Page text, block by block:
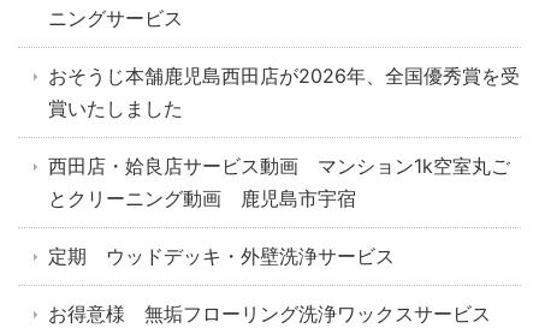
ニングサービス
おそうじ本舗鹿児島西田店が2026年、全国優秀賞を受
賞いたしました
西田店・姶良店サービス動画 マンション1k空室丸ご
とクリーニング動画 鹿児島市宇宿
定期 ウッドデッキ・外壁洗浄サービス
お得意様 無垢フローリング洗浄ワックスサービス